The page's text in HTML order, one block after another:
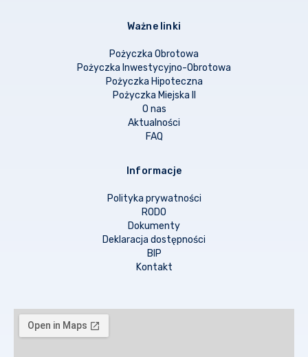
Ważne linki
Pożyczka Obrotowa
Pożyczka Inwestycyjno-Obrotowa
Pożyczka Hipoteczna
Pożyczka Miejska II
O nas
Aktualności
FAQ
Informacje
Polityka prywatności
RODO
Dokumenty
Deklaracja dostępności
BIP
Kontakt